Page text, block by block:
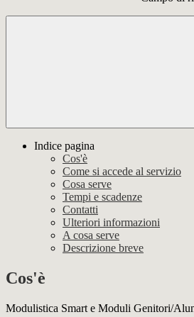
Indice pagina
Cos'è
Come si accede al servizio
Cosa serve
Tempi e scadenze
Contatti
Ulteriori informazioni
A cosa serve
Descrizione breve
Cos'è
Modulistica Smart e Moduli Genitori/